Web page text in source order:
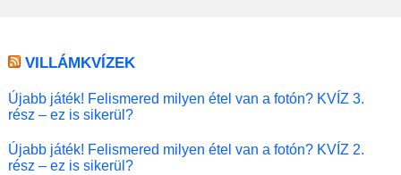
VILLÁMKVÍZEK
Újabb játék! Felismered milyen étel van a fotón? KVÍZ 3.
rész – ez is sikerül?
Újabb játék! Felismered milyen étel van a fotón? KVÍZ 2.
rész – ez is sikerül?